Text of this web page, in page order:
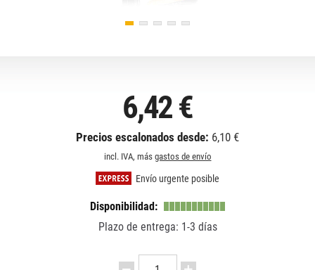
6,42 €
Precios escalonados desde: 6,10 €
incl. IVA, más gastos de envío
Envío urgente posible
Disponibilidad:
Plazo de entrega: 1-3 días